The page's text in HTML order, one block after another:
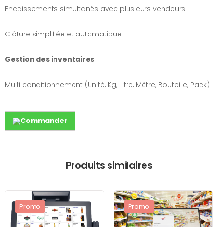
Encaissements simultanés avec plusieurs vendeurs
Clôture simplifiée et automatique
Gestion des inventaires
Multi conditionnement (Unité, Kg, Litre, Mètre, Bouteille, Pack)
Commander
Produits similaires
Promo Promo